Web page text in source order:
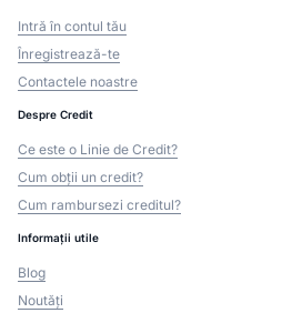
Intră în contul tău
Înregistrează-te
Contactele noastre
Despre Credit
Ce este o Linie de Credit?
Cum obții un credit?
Cum rambursezi creditul?
Informații utile
Blog
Noutăți